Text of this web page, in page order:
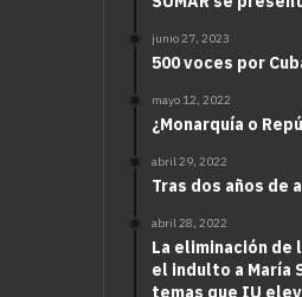
junio 27, 2023
500 voces por
mayo 12, 2022
¿Monarquía o
abril 29, 2022
Tras dos años de
abril 28, 2022
La eliminación de
el indulto a María